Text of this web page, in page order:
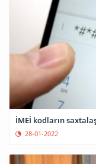
İMEİ kodların
28-01-2022